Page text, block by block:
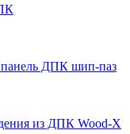
панель ДПК шип-паз
из ДПК Wood-X